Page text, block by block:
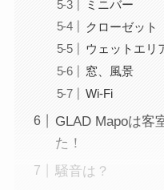
ミニバー
クローゼット
ウェットエリ
窓、風景
Wi-Fi
GLAD Mapoは客
た！
騒音は？